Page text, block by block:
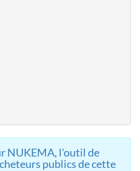
NUKEMA, l'outil de
publics de cette